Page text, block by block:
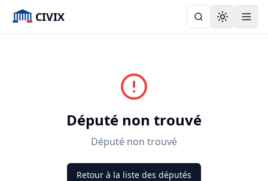
CIVIX Toggle
Député non trouvé
Député non trouvé
Retour à la liste des députés